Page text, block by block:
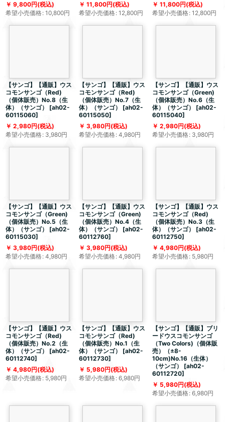
9,800円(税込)
希望小売価格: 10,800円
11,800円(税込)
希望小売価格: 12,800円
11,800円(税込)
希望小売価格: 12,800円
【サンゴ】【通販】ウス
コモンサンゴ（Red)
（個体販売）No.8（生
体）（サンゴ）
[ah02-
60115060]
2,980円(税込)
希望小売価格: 3,980円
【サンゴ】【通販】ウス
コモンサンゴ（Red)
（個体販売）No.7（生
体）（サンゴ）
[ah02-
60115050]
3,980円(税込)
希望小売価格: 4,980円
【サンゴ】【通販】ウス
コモンサンゴ（Green)
（個体販売）No.6（生
体）（サンゴ）
[ah02-
60115040]
2,980円(税込)
希望小売価格: 3,980円
【サンゴ】【通販】ウス
コモンサンゴ（Green)
（個体販売）No.5（生
体）（サンゴ）
[ah02-
60115030]
3,980円(税込)
希望小売価格: 4,980円
【サンゴ】【通販】ウス
コモンサンゴ（Green)
（個体販売）No.4（生
体）（サンゴ）
[ah02-
60112760]
3,980円(税込)
希望小売価格: 4,980円
【サンゴ】【通販】ウス
コモンサンゴ（Red)
（個体販売）No.3（生
体）（サンゴ）
[ah02-
60112750]
4,980円(税込)
希望小売価格: 5,980円
【サンゴ】【通販】ウス
コモンサンゴ（Red)
（個体販売）No.2（生
体）（サンゴ）
[ah02-
60112740]
4,980円(税込)
希望小売価格: 5,980円
【サンゴ】【通販】ウス
コモンサンゴ（Red)
（個体販売）No.1（生
体）（サンゴ）
[ah02-
60112730]
5,980円(税込)
希望小売価格: 6,980円
【サンゴ】【通販】ブリ
ードウスコモンサンゴ
（Two Colors)（個体販
売）（±8-
10cm)No.16（生体）
（サンゴ）
[ah02-
60112720]
5,980円(税込)
希望小売価格: 6,980円